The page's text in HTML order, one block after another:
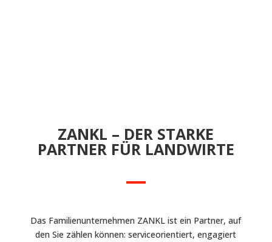
ZANKL – DER STARKE
PARTNER FÜR LANDWIRTE
Das Familienunternehmen ZANKL ist ein Partner, auf
den Sie zählen können: serviceorientiert, engagiert